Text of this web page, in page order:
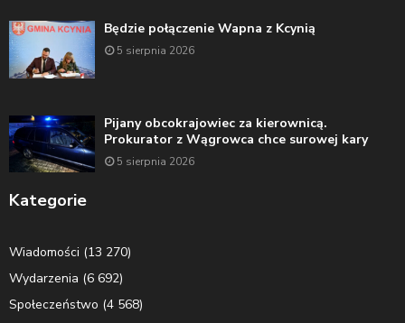
Będzie połączenie Wapna z Kcynią
5 sierpnia 2026
Pijany obcokrajowiec za kierownicą.
Prokurator z Wągrowca chce surowej kary
5 sierpnia 2026
Kategorie
Wiadomości (13 270)
Wydarzenia (6 692)
Społeczeństwo (4 568)